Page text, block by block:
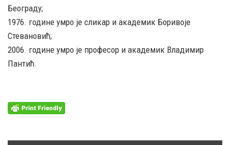
Београду;
1976. године умро је сликар и академик Боривоје
Стевановић;
2006. године умро је професор и академик Владимир
Пантић.